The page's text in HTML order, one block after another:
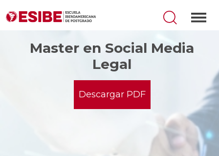
Master en Social Media
Legal
Descargar PDF